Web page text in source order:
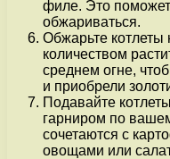
филе. Это
обжариваться.
Обжарьте
количеством
среднем огне,
и приобрели
Подавайте
гарниром по
сочетаются с
овощами или